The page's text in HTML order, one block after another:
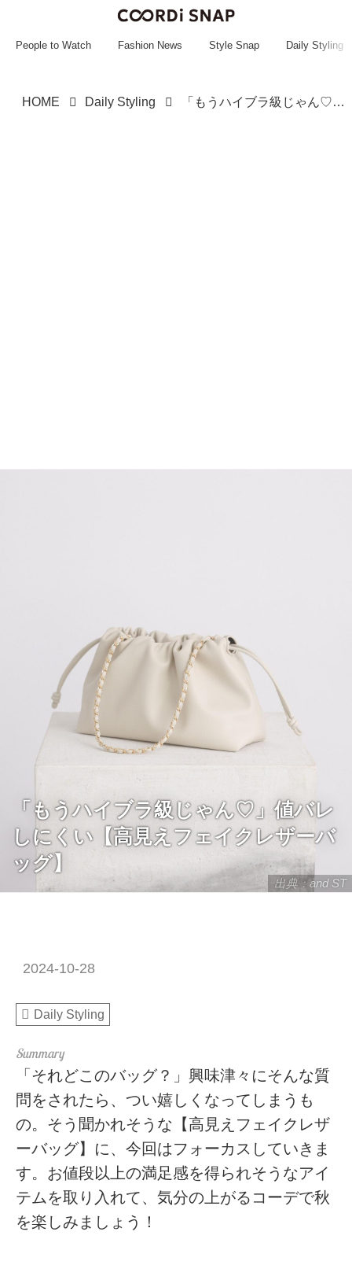
~~~~~~~~~~~
People to Watch Fashion News Style Snap Daily Styling
HOME Daily Styling 「もうハイブラ級じゃん♡」値バレしにくい【高見えフェイクレザーバッグ】
出典：and ST
「もうハイブラ級じゃん♡」値バレ
しにくい【高見えフェイクレザーバ
ッグ】
2024-10-28
Daily Styling
「それどこのバッグ？」興味津々にそんな質
問をされたら、つい嬉しくなってしまうも
の。そう聞かれそうな【高見えフェイクレザ
ーバッグ】に、今回はフォーカスしていきま
す。お値段以上の満足感を得られそうなアイ
テムを取り入れて、気分の上がるコーデで秋
を楽しみましょう！